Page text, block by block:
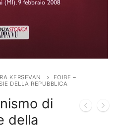
KERSEVAN
FOIBE –
DELLA REPUBBLICA
di
della